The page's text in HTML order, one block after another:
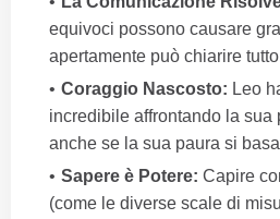
equivoci possono causare
apertamente può chiarire
Coraggio Nascosto: Leo
incredibile affrontando la sua
anche se la sua paura si
Sapere è Potere: Capire
(come le diverse scale di